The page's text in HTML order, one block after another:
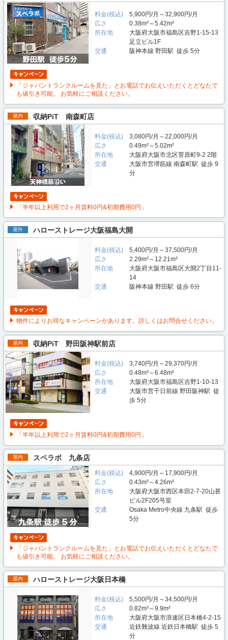
料金(税込)
5,900円/月～32,900円/月
広さ
0.38m²～5.42m²
所在地
大阪府大阪市福島区吉野1-15-13
足立ビル1F
交通
阪神本線 野田駅 徒歩 5分
「ジャパントランクルームを見た」とお電話でお伝えいただくとどなたで
も値引き可能。 お気軽にご相談ください。
屋内 収納PiT 南森町店
料金(税込)
3,080円/月～22,000円/月
広さ
0.49m²～5.02m²
所在地
大阪府大阪市北区菅原町9-2 2階
交通
大阪市営堺筋線 南森町駅 徒歩 9
分
「半年以上利用で2ヶ月賃料0円&初期費用0円」
屋外 ハローストレージ大阪福島大開
料金(税込)
5,400円/月～37,500円/月
広さ
2.29m²～12.21m²
所在地
大阪府大阪市福島区大開2丁目11-
14
交通
阪神本線 野田駅 徒歩 6分
物件によりお得なキャンペーンがあります。詳しくはお問合せください。
屋内 収納PiT 野田阪神駅前店
料金(税込)
3,740円/月～29,370円/月
広さ
0.48m²～6.48m²
所在地
大阪府大阪市福島区吉野1-10-13
交通
大阪市営千日前線 野田阪神駅 徒
歩 5分
「半年以上利用で2ヶ月賃料0円&初期費用0円」
屋内 スペラボ 九条店
料金(税込)
4,900円/月～17,900円/月
広さ
0.43m²～4.26m²
所在地
大阪府大阪市西区本田2-7-20山甚
ビル2F205号室
交通
Osaka Metro中央線 九条駅 徒歩
5分
「ジャパントランクルームを見た」とお電話でお伝えいただくとどなたで
も値引き可能。 お気軽にご相談ください。
屋内 ハローストレージ大阪日本橋
料金(税込)
5,500円/月～34,500円/月
広さ
0.82m²～9.9m²
所在地
大阪府大阪市浪速区日本橋4-2-15
交通
近鉄難波線 近鉄日本橋駅 徒歩 5
分